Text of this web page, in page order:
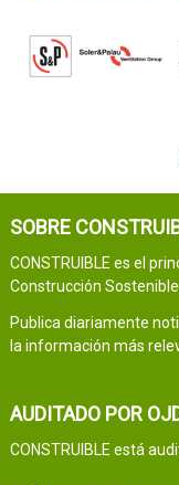
SOBRE
CONSTRUIBLE es el
Construcción Sostenible.
Publica diariamente
la información más
AUDITADO POR
CONSTRUIBLE está